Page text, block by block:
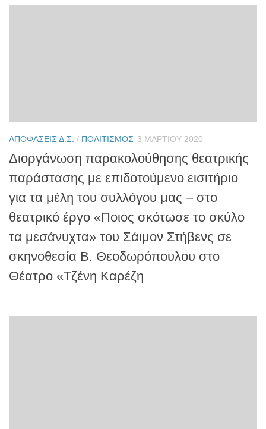
ΑΠΟΦΆΣΕΙΣ Δ.Σ. / ΠΟΛΙΤΙΣΜΌΣ 3 ΜΑΡΤΊΟΥ 2020
Διοργάνωση παρακολούθησης θεατρικής
παράστασης με επιδοτούμενο εισιτήριο
για τα μέλη του συλλόγου μας – στο
θεατρικό έργο «Ποιος σκότωσε το σκύλο
τα μεσάνυχτα» του Σάιμον Στήβενς σε
σκηνοθεσία Β. Θεοδωρόπουλου στο
Θέατρο «Τζένη Καρέζη